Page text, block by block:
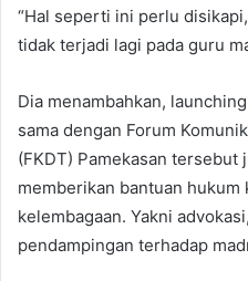
“Hal seperti ini perlu
tidak terjadi lagi pada guru
Dia menambahkan,
sama dengan Forum
(FKDT) Pamekasan tersebut
memberikan bantuan hukum
kelembagaan. Yakni
pendampingan terhadap